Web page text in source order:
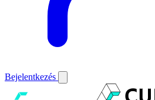
Bejelentkezés